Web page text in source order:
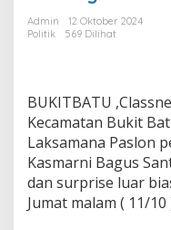
y
a
S
e
j
a
n
g
a
Admin
12 Oktober 2024
Politik
569 Dilihat
BUKITBATU
Kecamatan Bukit
Laksamana Paslon
Kasmarni Bagus
dan surprise luar
Jumat malam ( 11/10